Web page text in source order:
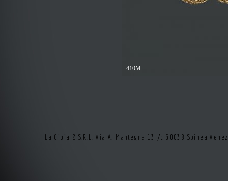
410M
La Gioia 2 S.R.L. Via A. Mantegna 13 /c 30038 Spinea